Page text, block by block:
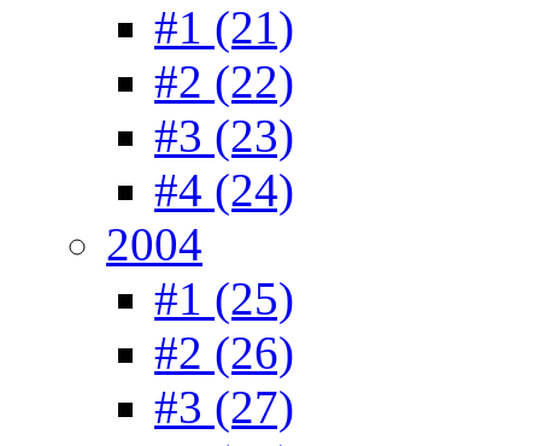
#1 (21)
#2 (22)
#3 (23)
#4 (24)
2004
#1 (25)
#2 (26)
#3 (27)